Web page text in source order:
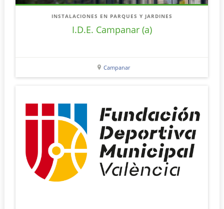
INSTALACIONES EN PARQUES Y JARDINES
I.D.E. Campanar (a)
Campanar